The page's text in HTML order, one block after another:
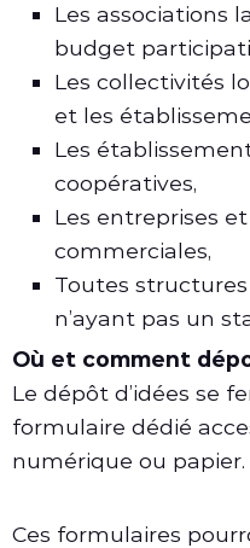
Les associations
budget
Les collectivités
et les
Les
coopératives,
Les entreprises
commerciales,
Toutes
n’ayant pas un
Où et comment
Le dépôt d’idées se
formulaire dédié
numérique ou papier.
Ces formulaires